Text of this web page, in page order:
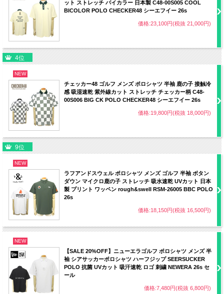
ット ストレッチ バイカラー 日本製 C48-00S005 COOL
BICOLOR POLO CHECKER48 シーエフイー 26s
価格:23,100円(税抜 21,000円)
4位
NEW
チェッカー48 ゴルフ メンズ ポロシャツ 半袖 鹿の子 接触冷
感 吸湿速乾 紫外線カット ストレッチ チェッカー柄 C48-
00S006 BIG CK POLO CHECKER48 シーエフイー 26s
価格:19,800円(税抜 18,000円)
9位
NEW
ラフアンドスウェル ポロシャツ メンズ ゴルフ 半袖 ボタン
ダウン マイクロ鹿の子 ストレッチ 吸水速乾 UVカット 日本
製 プリント ワッペン rough&swell RSM-26005 BBC POLO
26s
価格:18,150円(税抜 16,500円)
NEW
【SALE 20%OFF】ニューエラゴルフ ポロシャツ メンズ 半
袖 シアサッカーポロシャツ ハーフジップ SEERSUCKER
POLO 抗菌 UVカット 吸汗速乾 ロゴ 刺繍 NEWERA 26s セ
ール
価格:7,480円(税抜 6,800円)